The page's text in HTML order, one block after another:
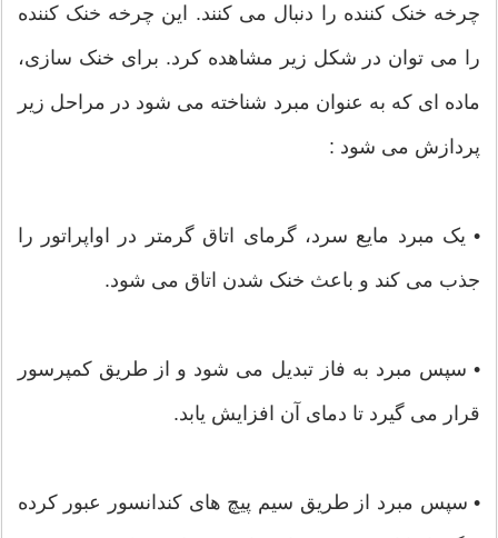
چرخه خنک کننده را دنبال می کنند. این چرخه خنک کننده
را می توان در شکل زیر مشاهده کرد. برای خنک سازی،
ماده ای که به عنوان مبرد شناخته می شود در مراحل زیر
پردازش می شود :
• یک مبرد مایع سرد، گرمای اتاق گرمتر در اواپراتور را
جذب می کند و باعث خنک شدن اتاق می شود.
• سپس مبرد به فاز تبدیل می شود و از طریق کمپرسور
قرار می گیرد تا دمای آن افزایش یابد.
• سپس مبرد از طریق سیم پیچ های کندانسور عبور کرده